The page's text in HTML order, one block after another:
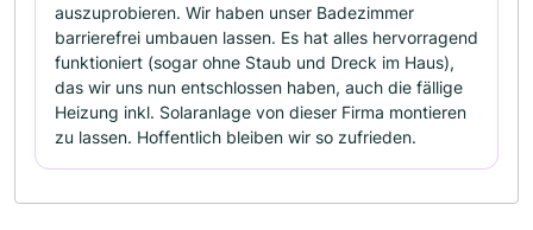
auszuprobieren. Wir haben unser Badezimmer
barrierefrei umbauen lassen. Es hat alles hervorragend
funktioniert (sogar ohne Staub und Dreck im Haus),
das wir uns nun entschlossen haben, auch die fällige
Heizung inkl. Solaranlage von dieser Firma montieren
zu lassen. Hoffentlich bleiben wir so zufrieden.